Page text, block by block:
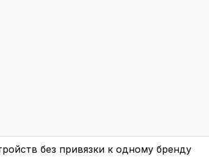
без привязки к одному бренду